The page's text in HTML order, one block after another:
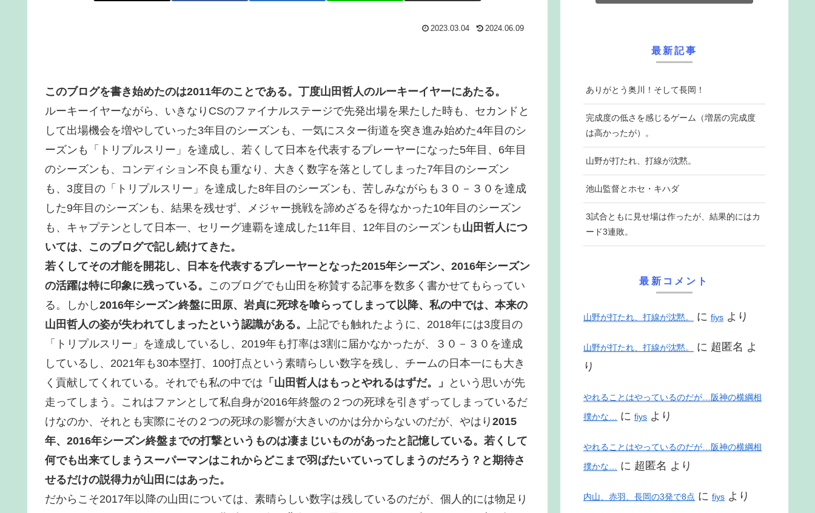
2023.03.04 2024.06.09
このブログを書き始めたのは2011年のことである。丁度山田哲人のルーキーイヤーにあたる。
ルーキーイヤーながら、いきなりCSのファイナルステージで先発出場を果たした時も、セカンドと
して出場機会を増やしていった3年目のシーズンも、一気にスター街道を突き進み始めた4年目のシ
ーズンも「トリプルスリー」を達成し、若くして日本を代表するプレーヤーになった5年目、6年目
のシーズンも、コンディション不良も重なり、大きく数字を落としてしまった7年目のシーズン
も、3度目の「トリプルスリー」を達成した8年目のシーズンも、苦しみながらも３０－３０を達成
した9年目のシーズンも、結果を残せず、メジャー挑戦を諦めざるを得なかった10年目のシーズン
も、キャプテンとして日本一、セリーグ連覇を達成した11年目、12年目のシーズンも 山田哲人につ
いては、このブログで記し続けてきた。
若くしてその才能を開花し、日本を代表するプレーヤーとなった2015年シーズン、2016年シーズン
の活躍は特に印象に残っている。 このブログでも山田を称賛する記事を数多く書かせてもらってい
る。しかし2016年シーズン終盤に田原、岩貞に死球を喰らってしまって以降、私の中では、本来の
山田哲人の姿が失われてしまったという認識がある。 上記でも触れたように、2018年には3度目の
「トリプルスリー」を達成しているし、2019年も打率は3割に届かなかったが、３０－３０を達成
しているし、2021年も30本塁打、100打点という素晴らしい数字を残し、チームの日本一にも大き
く貢献してくれている。それでも私の中では 「山田哲人はもっとやれるはずだ。」
という思いが先
走ってしまう。これはファンとして私自身が2016年終盤の２つの死球を引きずってしまっているだ
けなのか、それとも実際にその２つの死球の影響が大きいのかは分からないのだが、やはり 2015
年、2016年シーズン終盤までの打撃というものは凄まじいものがあったと記憶している。若くして
何でも出来てしまうスーパーマンはこれからどこまで羽ばたいていってしまうのだろう？と期待さ
せるだけの説得力が山田にはあった。
だからこそ2017年以降の山田については、素晴らしい数字は残しているのだが、個人的には物足り
最新記事
ありがとう奥川！そして長岡！
完成度の低さを感じるゲーム（増居の完成度
は高かったが）。
山野が打たれ、打線が沈黙。
池山監督とホセ・キハダ
3試合ともに見せ場は作ったが、結果的にはカ
ード3連敗。
最新コメント
山野が打たれ、打線が沈黙。 に fiys より
山野が打たれ、打線が沈黙。 に 超匿名 よ
り
やれることはやっているのだが…阪神の横綱相
撲かな… に fiys より
やれることはやっているのだが…阪神の横綱相
撲かな… に 超匿名 より
内山、赤羽、長岡の3発で8点 に fiys より